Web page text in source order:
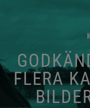
FLERA